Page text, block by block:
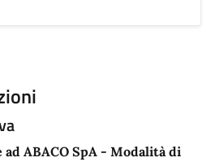
ABACO SpA - Modalità di